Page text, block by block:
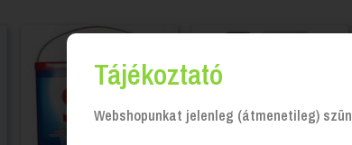
Tájékoztató
Webshopunkat jelenleg (átmenetileg)